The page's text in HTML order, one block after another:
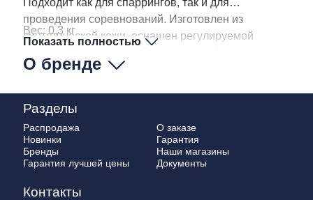
Подходит как для спаррингов, так и для
проведения соревнований. Изготовлен из
синтетической кожи, оснащен регулируемой
наполнителем высокой плотности, обеспечивая
Вес: 0,3 кг
Показать полностью
О бренде
Разделы
Распродажа
Новинки
Бренды
Гарантия лучшей цены
О заказе
Гарантия
Наши магазины
Документы
Контакты